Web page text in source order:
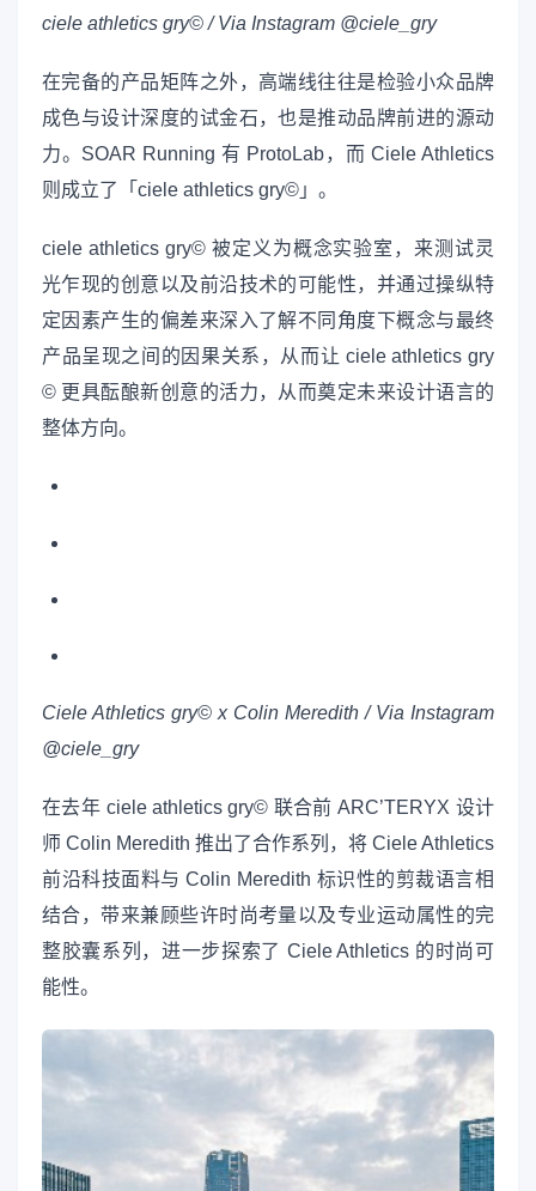
ciele athletics gry© / Via Instagram @ciele_gry
在完备的产品矩阵之外，高端线往往是检验小众品牌
成色与设计深度的试金石，也是推动品牌前进的源动
力。SOAR Running 有 ProtoLab，而 Ciele Athletics
则成立了「ciele athletics gry©」。
ciele athletics gry© 被定义为概念实验室，来测试灵
光乍现的创意以及前沿技术的可能性，并通过操纵特
定因素产生的偏差来深入了解不同角度下概念与最终
产品呈现之间的因果关系，从而让 ciele athletics gry
© 更具酝酿新创意的活力，从而奠定未来设计语言的
整体方向。
Ciele Athletics gry© x Colin Meredith / Via Instagram
@ciele_gry
在去年 ciele athletics gry© 联合前 ARC’TERYX 设计
师 Colin Meredith 推出了合作系列，将 Ciele Athletics
前沿科技面料与 Colin Meredith 标识性的剪裁语言相
结合，带来兼顾些许时尚考量以及专业运动属性的完
整胶囊系列，进一步探索了 Ciele Athletics 的时尚可
能性。